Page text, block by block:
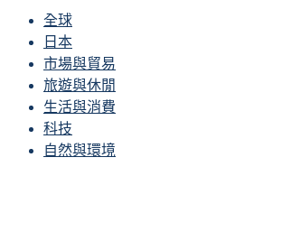
全球
日本
市場與貿易
旅遊與休閒
生活與消費
科技
自然與環境